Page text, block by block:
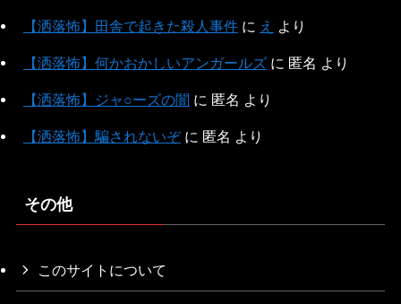
【洒落怖】田舎で起きた殺人事件に え より
【洒落怖】何かおかしいアンガールズに 匿名 より
【洒落怖】ジャ○ーズの闇 に 匿名 より
【洒落怖】騙されないぞに 匿名 より
その他
このサイトについて